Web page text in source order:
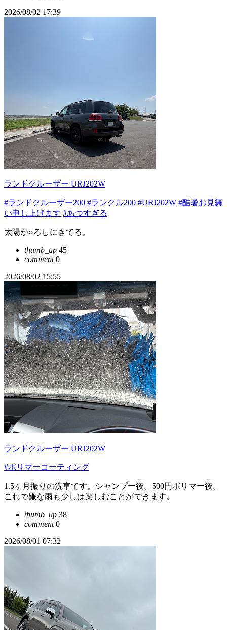
2026/08/02 17:39
ランドクルーザー URJ202W
#ランドクルーザー200 #ランクル200 #URJ202W #酷暑お見舞
い申し上げます #あつすぎる
太陽が○ろしにきてる。
thumb_up 45
comment0
2026/08/02 15:55
ランドクルーザー URJ202W
#ポリマーコーティング
1.5ヶ月振りの洗車です。シャンプー後。500円ポリマー後。
これで嫌な雨も少しは楽しむことができます。
thumb_up 38
comment0
2026/08/01 07:32